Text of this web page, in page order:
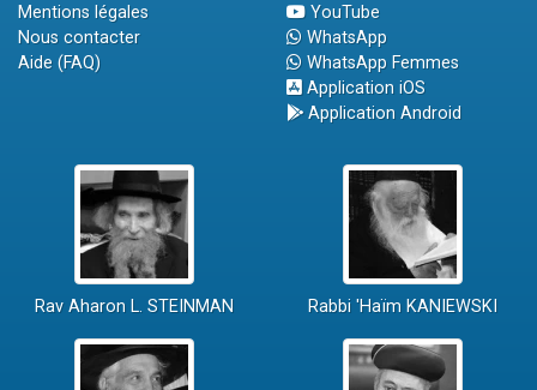
Mentions légales
Nous contacter
Aide (FAQ)
YouTube
WhatsApp
WhatsApp Femmes
Application iOS
Application Android
Rav Aharon L. STEINMAN Rabbi 'Haïm KANIEWSKI